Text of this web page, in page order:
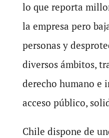
lo que reporta
la empresa pero
personas y
diversos ámbitos,
derecho humano e
acceso público,
Chile dispone de